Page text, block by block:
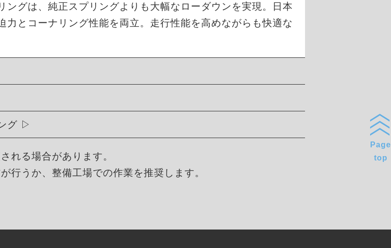
ングは、純正スプリングよりも大幅なローダウンを実現。日本
力とコーナリング性能を両立。走行性能を高めながらも快適な
グ
れる場合があります。
行うか、整備工場での作業を推奨します。
Page
top